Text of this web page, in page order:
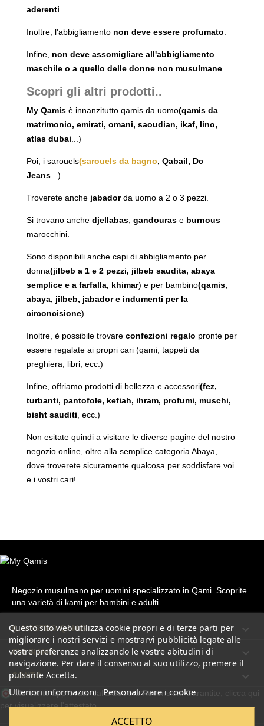
aderenti
Inoltre, l'abbigliamento non deve essere profumato
Infine, non deve assomigliare all'abbigliamento
maschile o a quello delle donne non musulmane
Scopri gli altri prodotti..
My Qamis è innanzitutto qamis da uomo(qamis da
matrimonio, emirati, omani, saoudian, ikaf, lino,
atlas dubai ...)
Poi, i sarouels(sarouels da bagno, Qabail, Dc
Jeans ...)
Troverete anche jabadorda uomo a 2 o 3 pezzi.
Si trovano anche djellabas gandouras e burnous
marocchini.
Sono disponibili anche capi di abbigliamento per
donna(jilbeb a 1 e 2 pezzi, jilbeb saudita, abaya
semplice e a farfalla, khimar) e per bambino(qamis,
abaya, jilbeb, jabador e indumenti per la
circoncisione)
Inoltre, è possibile trovare confezioni regalo pronte per
essere regalate ai propri cari (qami, tappeti da
preghiera, libri, ecc.)
Infine, offriamo prodotti di bellezza e accessori(fez,
turbanti, pantofole, kefiah, ihram, profumi, muschi,
bisht sauditi , ecc.)
Non esitate quindi a visitare le diverse pagine del nostro
negozio online, oltre alla semplice categoria Abaya,
dove troverete sicuramente qualcosa per soddisfare voi
e i vostri cari!
Negozio musulmano per uomini specializzato in Qami. Scoprite
una varietà di kami per bambini e adulti.
IL NOSTRO QAMIS 
CHI SIAMO 
CONTO 
Questo sito web utilizza cookie propri e di terze parti per
migliorare i nostri servizi e mostrarvi pubblicità legate alle
vostre preferenze analizzando le vostre abitudini di
navigazione. Per dare il consenso al suo utilizzo, premere il
pulsante Accetta.
Ulteriori informazioni Personalizzare i cookie
ACCETTO
Mercante approvato dalla Società Recensioni Garantite, clicca qui
per visualizzare l'attestato.